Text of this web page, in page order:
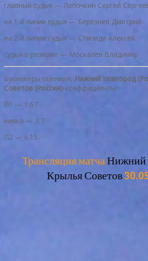
главный судья — Лапочкин Сергей
на 1-й линии судья — Березнев Дмитрий
на 2-й линии судья — Стипиди Алексей
судья в резерве — Москалев Владимир
Букмекеры оценили, Нижний Новгород
Советов (Россия) коэффициенты:
П1 — 1.67
ничья — 3.7
П2 — 6.15
Трансляция матчаНижний
Крылья Советов